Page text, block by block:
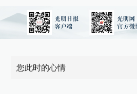
您此时的心情